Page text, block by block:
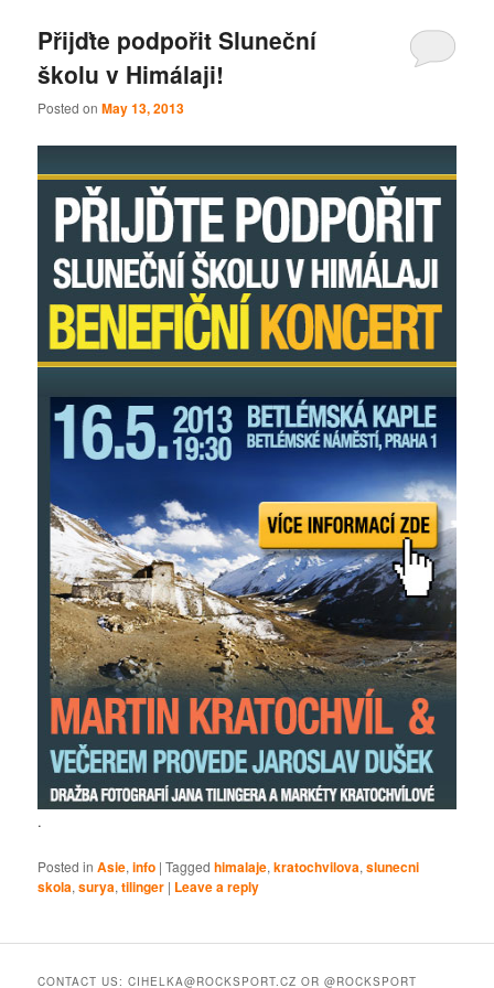
Přijďte podpořit Sluneční
školu v Himálaji!
Posted onMay 13, 2013
.
Posted in Asie,info |Tagged himalaje,kratochvilova,slunecni
skola,surya,tilinger | Leave a reply
CONTACT US: CIHELKA@ROCKSPORT.CZ OR @ROCKSPORT